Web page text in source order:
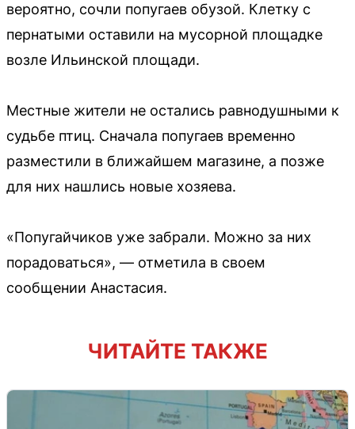
вероятно, сочли попугаев обузой. Клетку с
пернатыми оставили на мусорной площадке
возле Ильинской площади.
Местные жители не остались равнодушными к
судьбе птиц. Сначала попугаев временно
разместили в ближайшем магазине, а позже
для них нашлись новые хозяева.
«Попугайчиков уже забрали. Можно за них
порадоваться», — отметила в своем
сообщении Анастасия.
ЧИТАЙТЕ ТАКЖЕ